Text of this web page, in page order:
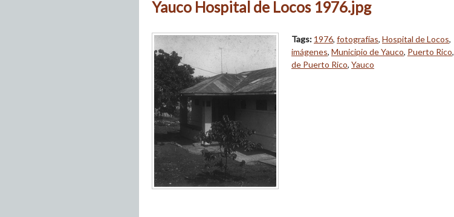
Yauco Hospital de Locos 1976.jpg
Tags: 1976, fotografías, Hospital de Locos,
imágenes, Municipio de Yauco, Puerto Rico,
de Puerto Rico, Yauco